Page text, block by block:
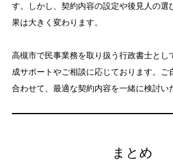
す。しかし、契約内容の設定や後見人の選
果は大きく変わります。
高槻市で民事業務を取り扱う行政書士とし
成サポートやご相談に応じております。ご
合わせて、最適な契約内容を一緒に検討い
まとめ